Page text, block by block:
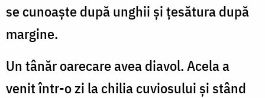
se cunoaște după unghii și țesătura după
margine.
Un tânăr oarecare avea diavol. Acela a
venit într-o zi la chilia cuviosului și stând